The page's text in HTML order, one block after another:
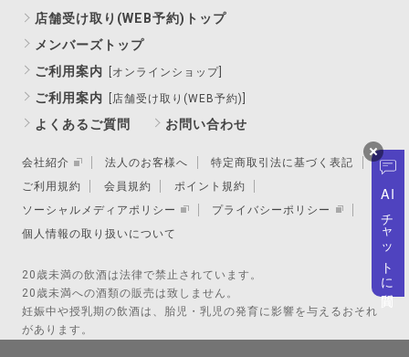
店舗受け取り(WEB予約)トップ
メンバーズトップ
ご利用案内
[オンラインショップ]
ご利用案内 [店舗受け取り(WEB予約)]
よくあるご質問 お問い合わせ
会社紹介 法人のお客様へ
特定商取引法に基づく表記
ご利用規約
会員規約
ポイント規約
ソーシャルメディアポリシー
プライバシーポリシー
個人情報の取り扱いについて
20歳未満の飲酒は法律で禁止されています。
20歳未満への酒類の販売は致しません。
妊娠中や授乳期の飲酒は、胎児・乳児の発育に影響を与えるおそれ
があります。
AI
チャットに質問